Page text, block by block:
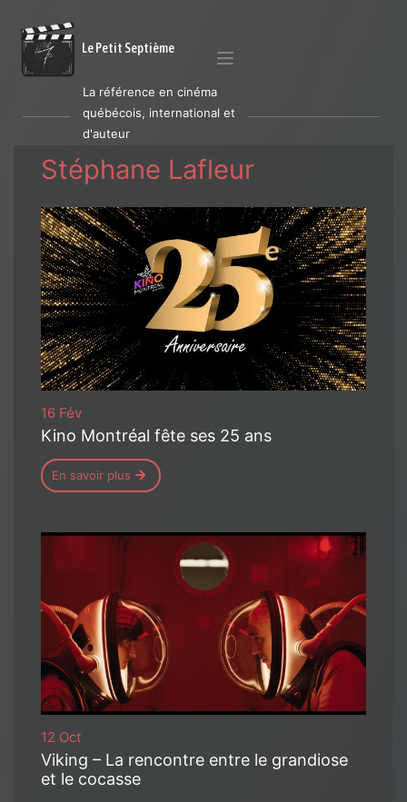
Le Petit Septième
La référence en cinéma
québécois, international et
d'auteur
Stéphane Lafleur
16 Fév
Kino Montréal fête ses 25 ans
En savoir plus
12 Oct
Viking – La rencontre entre le grandiose
et le cocasse